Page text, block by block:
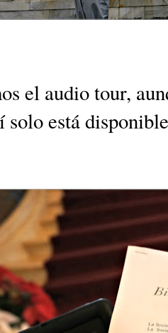
el audio tour,
solo está